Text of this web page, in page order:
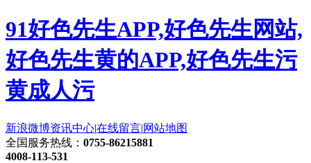
91好色先生APP,好色先生网站,
好色先生黄的APP,好色先生污
黄成人污
新浪微博资讯中心|在线留言|网站地图
全国服务热线： 0755-86215881
4008-113-531